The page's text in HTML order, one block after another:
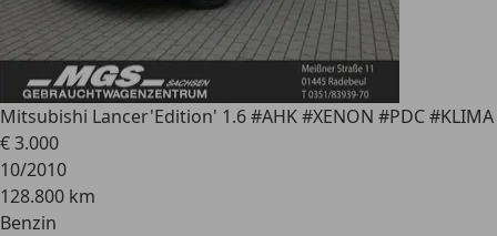
Mitsubishi Lancer'Edition' 1.6 #AHK #XENON #PDC #KLIMA
€ 3.000
10/2010
128.800 km
Benzin